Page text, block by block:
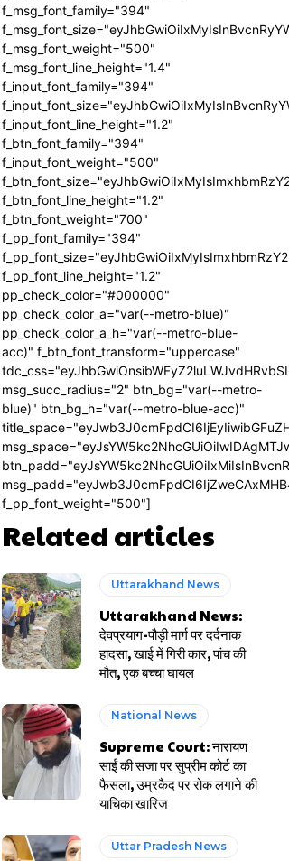
f_msg_font_family="394"
f_msg_font_weight="500"
f_msg_font_line_height="1.4"
f_input_font_family="394"
f_input_font_line_height="1.2"
f_btn_font_family="394"
f_input_font_weight="500"
f_btn_font_line_height="1.2"
f_btn_font_weight="700"
f_pp_font_family="394"
f_pp_font_line_height="1.2"
pp_check_color="#000000"
pp_check_color_a="var(--metro-blue)"
pp_check_color_a_h="var(--metro-blue-
acc)" f_btn_font_transform="uppercase"
msg_succ_radius="2" btn_bg="var(--metro-
blue)" btn_bg_h="var(--metro-blue-acc)"
f_pp_font_weight="500"]
Related articles
Uttarakhand News
Uttarakhand News:
देवप्रयाग-पौड़ी मार्ग पर दर्दनाक
हादसा, खाई में गिरी कार, पांच की
मौत, एक बच्चा घायल
National News
Supreme Court: नारायण
साईं की सजा पर सुप्रीम कोर्ट का
फैसला, उम्रकैद पर रोक लगाने की
याचिका खारिज
Uttar Pradesh News